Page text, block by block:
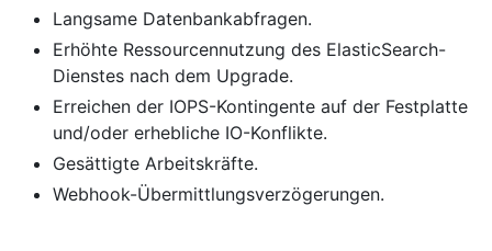
Langsame Datenbankabfragen.
Erhöhte Ressourcennutzung des ElasticSearch-
Dienstes nach dem Upgrade.
Erreichen der IOPS-Kontingente auf der Festplatte
und/oder erhebliche IO-Konflikte.
Gesättigte Arbeitskräfte.
Webhook-Übermittlungsverzögerungen.